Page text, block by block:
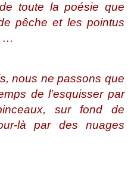
toute la poésie que
pêche et les pointus
…
nous ne passons que
de l’esquisser par
sur fond de
là par des nuages